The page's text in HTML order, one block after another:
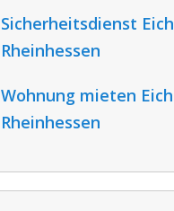
Sicherheitsdienst Eich
Rheinhessen
Wohnung mieten Eich
Rheinhessen